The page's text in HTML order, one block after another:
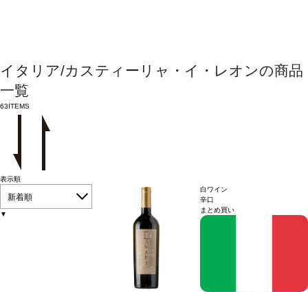
イタリア/カスティーリャ・イ・レオンの商品
一覧
63ITEMS
表示順
新着順
▼
白ワイン
辛口
まとめ買い